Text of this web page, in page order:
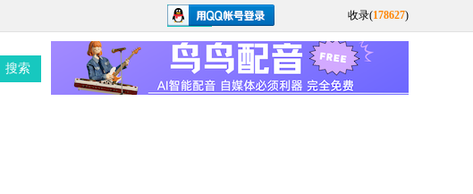
收录(178627)
搜索